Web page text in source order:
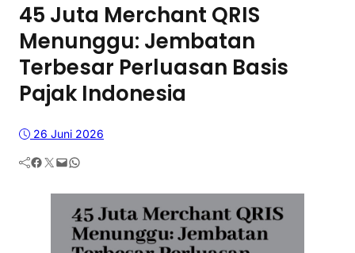
45 Juta Merchant QRIS
Menunggu: Jembatan
Terbesar Perluasan Basis
Pajak Indonesia
26 Juni 2026
Facebook Twitter Mail WhatsApp